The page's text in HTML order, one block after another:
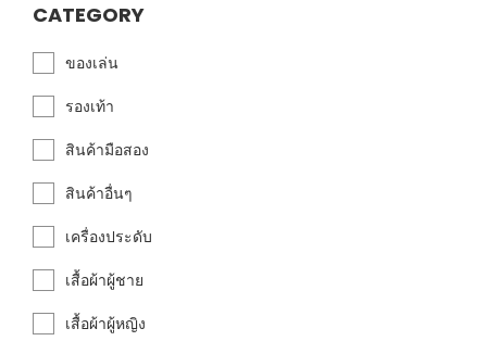
CATEGORY
ของเล่น
รองเท้า
สินค้ามือสอง
สินค้าอื่นๆ
เครื่องประดับ
เสื้อผ้าผู้ชาย
เสื้อผ้าผู้หญิง